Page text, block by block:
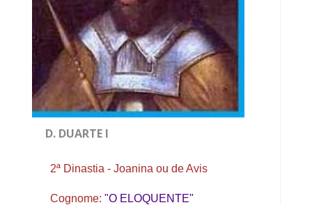
D. DUARTE I
2ª Dinastia - Joanina ou de Avis
Cognome: "O ELOQUENTE"